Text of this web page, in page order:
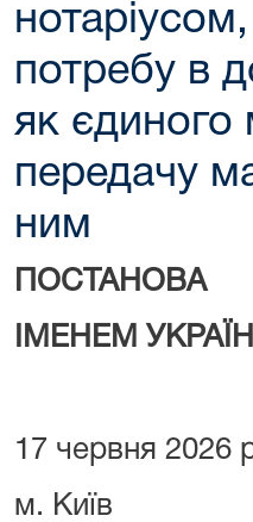
потребу в
як єдиного
передачу
ним
ПОСТАНОВА
ІМЕНЕМ
17 червня 2026
м. Київ